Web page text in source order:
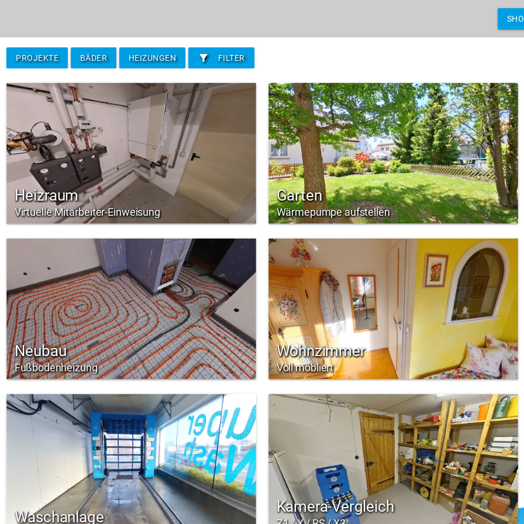
PROJEKTE BÄDER HEIZUNGEN filter_alt FILTER
Heizraum
Virtuelle Mitarbeiter-Einweisung
Garten
Wärmepumpe aufstellen
Neubau
Fußbodenheizung
Wohnzimmer
Voll möbliert
Waschanlage
Kamera-Vergleich